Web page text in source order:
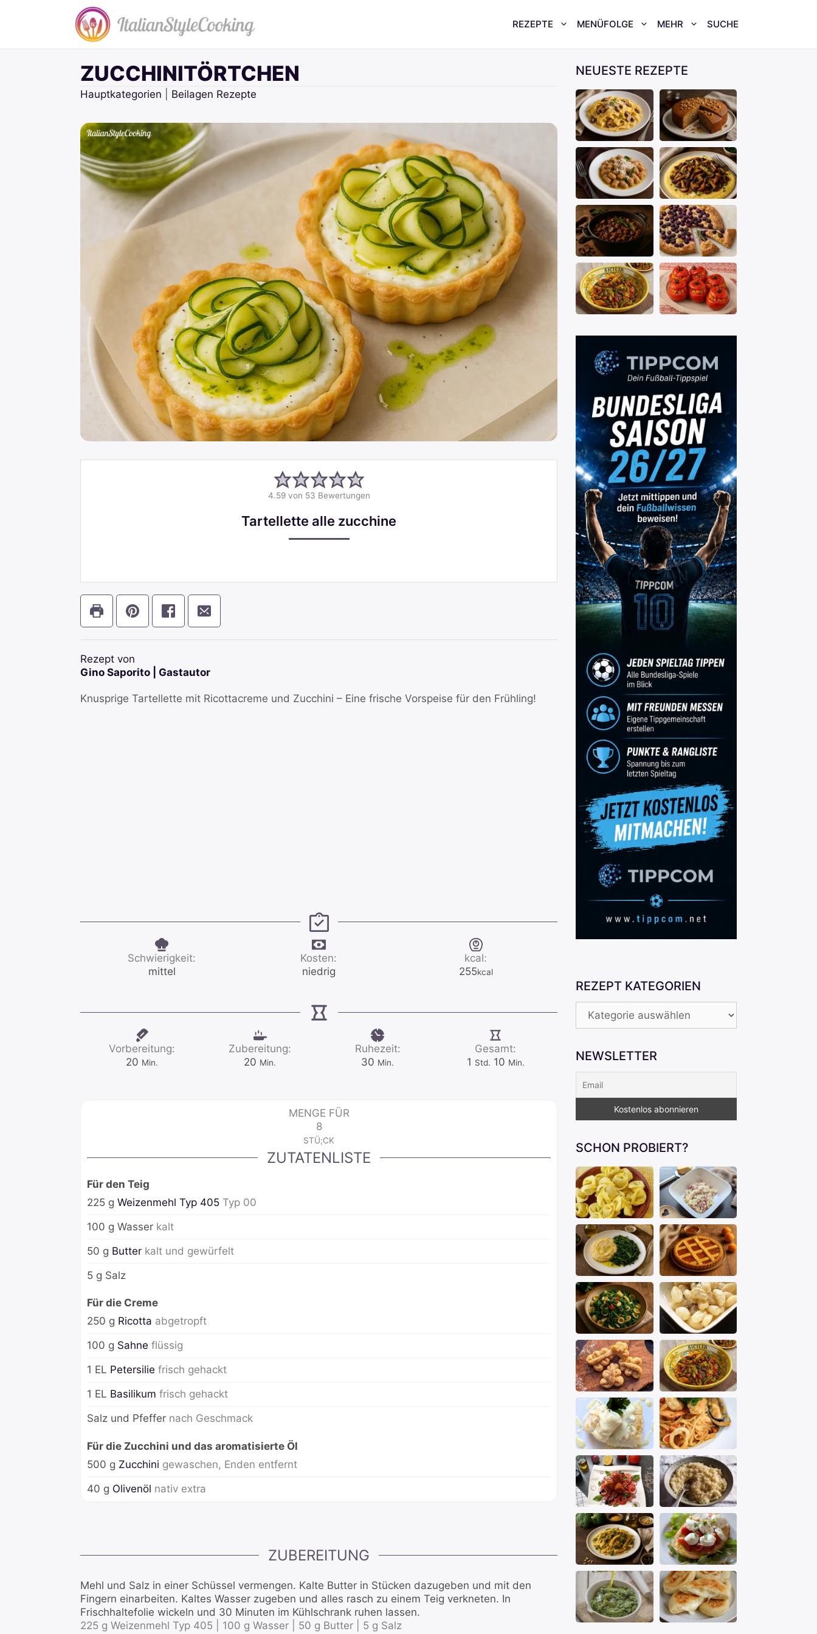
REZEPTE MENÜFOLGE MEHR SUCHE
ZUCCHINITÖRTCHEN
Hauptkategorien Beilagen Rezepte
4.59von 53 Bewertungen
Tartellette alle zucchine
Rezept von
Gino Saporito | Gastautor
Knusprige Tartellette mit Ricottacreme und Zucchini – Eine frische Vorspeise für den Frühling!
Schwierigkeit:
mittel
Kosten:
niedrig
kcal:
255kcal
Vorbereitung:
20 Minuten
Min.
Zubereitung:
20 Minuten
Min.
Ruhezeit:
30 Minuten
Min.
Gesamt:
1 Stunde
Std. 10Minuten
Min.
MENGE FÜR
8
STÜ;CK
ZUTATENLISTE
Für den Teig
225 g Weizenmehl Typ 405 Typ 00
100 g Wasser kalt
50 g Butter kalt und gewürfelt
5 g Salz
Für die Creme
250 g Ricotta abgetropft
100 g Sahne flüssig
1 EL Petersilie frisch gehackt
1 EL Basilikum frisch gehackt
Salz und Pfeffer nach Geschmack
Für die Zucchini und das aromatisierte Öl
500 g Zucchini gewaschen, Enden entfernt
40 g Olivenöl nativ extra
ZUBEREITUNG
Mehl und Salz in einer Schüssel vermengen. Kalte Butter in Stücken dazugeben und mit den
Fingern einarbeiten. Kaltes Wasser zugeben und alles rasch zu einem Teig verkneten. In
Frischhaltefolie wickeln und 30 Minuten im Kühlschrank ruhen lassen.
225 g Weizenmehl Typ 405 |
100 g Wasser | 50 g Butter | 5 g Salz
NEUESTE REZEPTE
REZEPT KATEGORIEN
REZEPT
KATEGORIEN
NEWSLETTER
SCHON PROBIERT?